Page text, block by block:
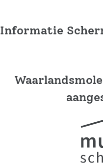
Informatie